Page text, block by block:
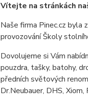
Vítejte na stránkách
Naše firma Pinec.cz byla
provozování Školy
Dovolujeme si Vám
pouzdra, tašky, batohy,
předních světových
Dr.Neubauer, DHS,